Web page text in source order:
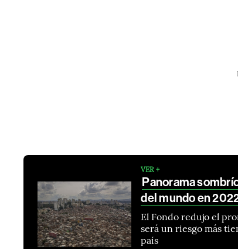
VER +
Panorama
del mundo en
El Fondo redujo el
será un riesgo más
país